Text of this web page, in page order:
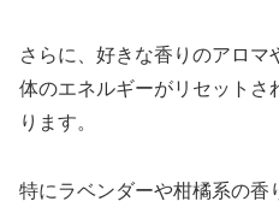
さらに、好きな香りのアロ
体のエネルギーがリセットさ
ります。
特にラベンダーや柑橘系の香